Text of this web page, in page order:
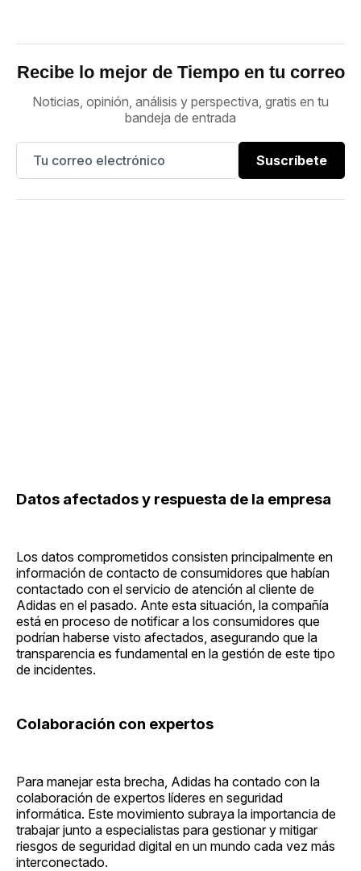
Recibe lo mejor de Tiempo en tu correo
Noticias, opinión, análisis y perspectiva, gratis en tu
bandeja de entrada
Suscríbete
Datos afectados y respuesta de la empresa
Los datos comprometidos consisten principalmente en
información de contacto de consumidores que habían
contactado con el servicio de atención al cliente de
Adidas en el pasado. Ante esta situación, la compañía
está en proceso de notificar a los consumidores que
podrían haberse visto afectados, asegurando que la
transparencia es fundamental en la gestión de este tipo
de incidentes.
Colaboración con expertos
Para manejar esta brecha, Adidas ha contado con la
colaboración de expertos líderes en seguridad
informática. Este movimiento subraya la importancia de
trabajar junto a especialistas para gestionar y mitigar
riesgos de seguridad digital en un mundo cada vez más
interconectado.